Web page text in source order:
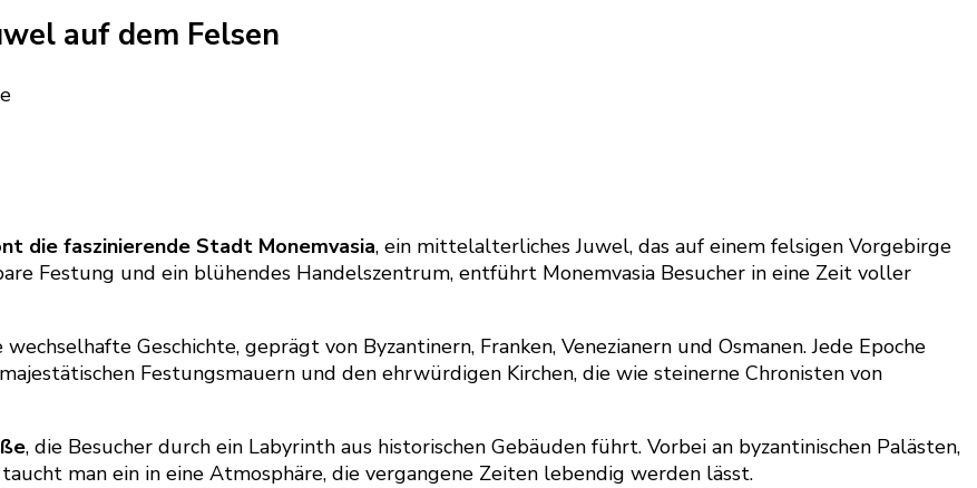
auf dem Felsen
die faszinierende Stadt Monemvasia, ein mittelalterliches Juwel, das auf einem felsigen Vorgebirge
Festung und ein blühendes Handelszentrum, entführt Monemvasia Besucher in eine Zeit voller
Geschichte, geprägt von Byzantinern, Franken, Venezianern und Osmanen. Jede Epoche
Festungsmauern und den ehrwürdigen Kirchen, die wie steinerne Chronisten von
, die Besucher durch ein Labyrinth aus historischen Gebäuden führt. Vorbei an byzantinischen Palästen,
man ein in eine Atmosphäre, die vergangene Zeiten lebendig werden lässt.